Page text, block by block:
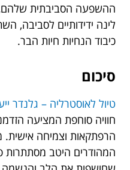
ההשפעה הסביבתית שלהם,
לינה ידידותיים לסביבה,
כיבוד הנחיות חיות הבר.
סיכום
טיול לאוסטרליה – גלנדר
חוויה סוחפת המציעה
הרפתקאות וצמיחה אישית.
המהודרים היטב מסתתרות